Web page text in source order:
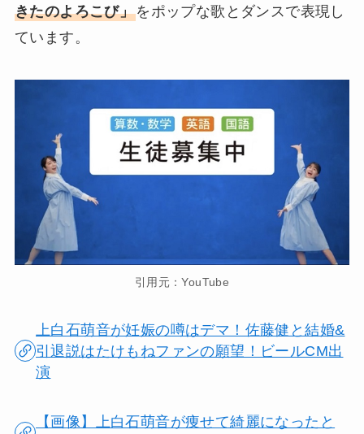
きたのよろこび」をポップな歌とダンスで表現し
ています。
引用元：YouTube
上白石萌音が妊娠の噂はデマ！佐藤健と結婚&
引退説はたけもねファンの願望！ビールCM出
演
【画像】上白石萌音が痩せて綺麗になったと